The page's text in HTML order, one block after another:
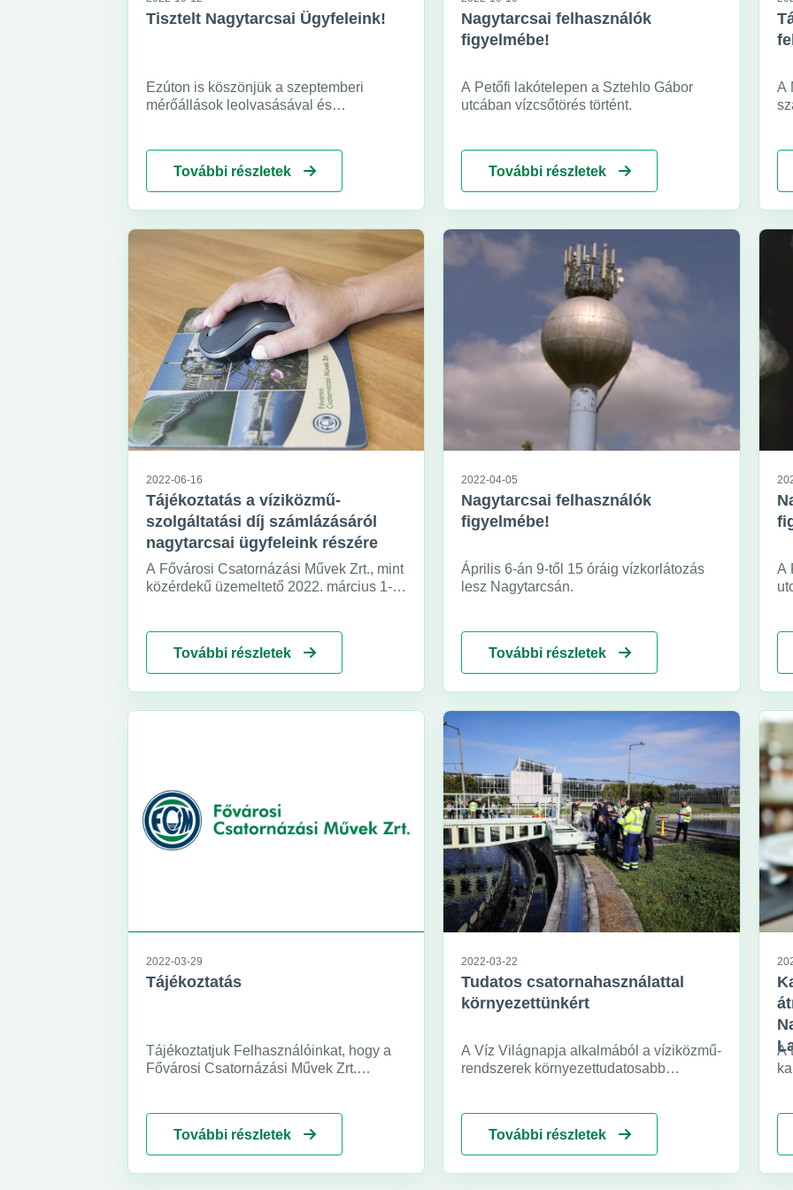
Tisztelt Nagytarcsai Ügyfeleink!
Ezúton is köszönjük a szeptemberi
mérőállások leolvasásával és
szeptember közötti időszakra vonatkozó
első számlák megküldésére – előre nem
látható technikai okok miatt – 2022.
november elején tudunk sort keríteni.
További részletek
Nagytarcsai felhasználók
figyelmébe!
A Petőfi lakótelepen a Sztehlo Gábor
utcában vízcsőtörés történt.
További részletek
A
2022-06-16
Tájékoztatás a víziközmű-
szolgáltatási díj számlázásáról
nagytarcsai ügyfeleink részére
A Fővárosi Csatornázási Művek Zrt., mint
közérdekű üzemeltető 2022. március 1-
meglévő víziközmű-rendszer
teljesítőképességéhez mérten
folyamatosan azon tevékenykednek,
hogy az ellátás színvonalát emeljék.
További részletek
2022-04-05
Nagytarcsai felhasználók
figyelmébe!
Április 6-án 9-től 15 óráig vízkorlátozás
lesz Nagytarcsán.
További részletek
A
2022-03-29
Tájékoztatás
Tájékoztatjuk Felhasználóinkat, hogy a
Fővárosi Csatornázási Művek Zrt.
További részletek
2022-03-22
Tudatos csatornahasználattal
környezettünkért
A Víz Világnapja alkalmából a víziközmű-
rendszerek környezettudatosabb
társadalmi szemléletformáló kampány
keretében tartott nyílt napokon több mint
5500 lakos és diák ismerkedhetett meg a
legkorszerűbb szennyvíztisztítási
További részletek
A